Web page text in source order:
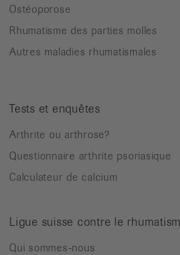
Ostéoporose
Rhumatisme des parties molles
Autres maladies rhumatismales
Tests et enquêtes
Arthrite ou arthrose?
Questionnaire arthrite psoriasique
Calculateur de calcium
Ligue suisse contre le
Qui sommes-nous